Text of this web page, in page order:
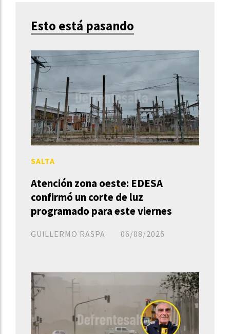
Esto está pasando
Atención zona oeste: EDESA
confirmó un corte de luz
programado para este viernes
GUILLERMO RASPA
SALTA
06/08/2026